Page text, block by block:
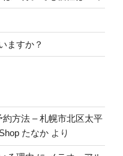
ますか？
約方法 – 札幌市北区太平
たなか より